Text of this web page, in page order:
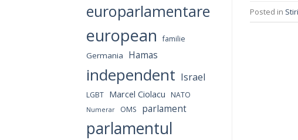
europarlamentare
european familie
Germania Hamas
independent Israel
LGBT Marcel Ciolacu NATO
Numerar OMS parlament
parlamentul
Posted in